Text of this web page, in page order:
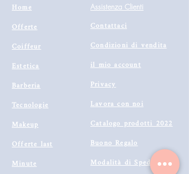
Home
Offerte
Coiffeur
Estetica
Barberia
Tecnologie
Makeup
Offerte last
Minute
Assistenza Clienti
Contattaci
Condizioni di vendita
il mio account
Privacy
Lavora con noi
Catalogo prodotti 2022
Buono Regalo
Modalità di Spedizione